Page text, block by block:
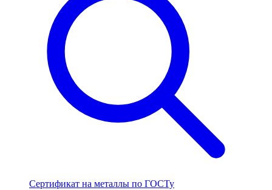
Сертификат на металлы по ГОСТу